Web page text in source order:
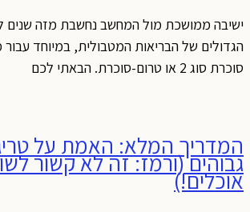
ישיבה ממושכת מול המחשב נחשבת מזה שנים
הגדולים של הבריאות המטבולית, במיוחד
סוכרת סוג 2 או טרום-סוכרת. הבאתי לכם
המדריך המלא: האמת על
גבוהים (ורמז: זה לא קשור
אוכלים!)